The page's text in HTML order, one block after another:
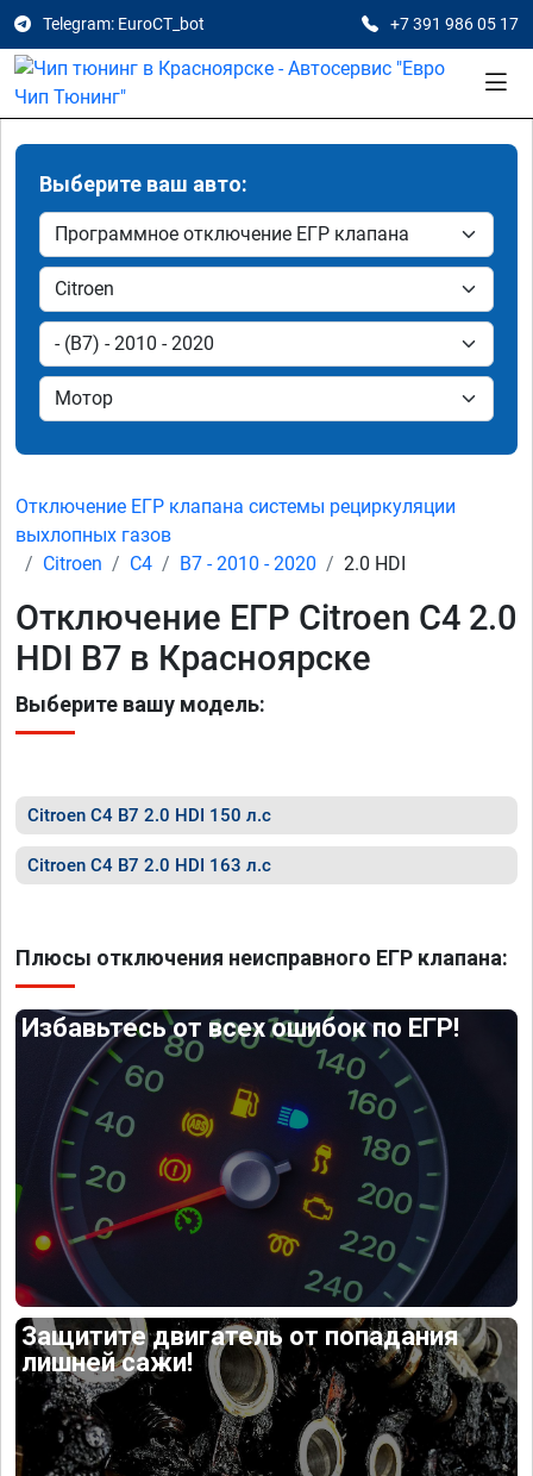
Telegram: EuroCT_bot +7 391 986 05 17
Выберите ваш авто:
Отключение ЕГР клапана системы рециркуляции
выхлопных газов
Citroen
C4 B7 - 2010 - 2020 2.0 HDI
Отключение ЕГР Citroen C4 2.0
HDI B7 в Красноярске
Выберите вашу модель:
Citroen C4 B7 2.0 HDI 150 л.с
Citroen C4 B7 2.0 HDI 163 л.с
Плюсы отключения неисправного ЕГР клапана:
Избавьтесь от всех ошибок по ЕГР!
Защитите двигатель от попадания
лишней сажи!